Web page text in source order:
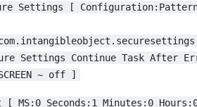
Settings [
Settings Continue Task After
~ off ]
[ MS:0 Seconds:1 Minutes:0